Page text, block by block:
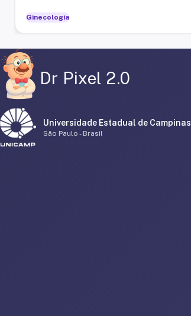
Ginecologia
Dr Pixel 2.0
Universidade Estadual de Campinas
São Paulo - Brasil